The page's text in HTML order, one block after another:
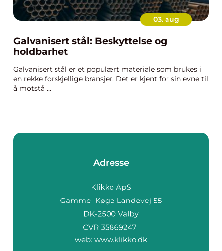
03. aug
Galvanisert stål: Beskyttelse og
holdbarhet
Galvanisert stål er et populært materiale som brukes i
en rekke forskjellige bransjer. Det er kjent for sin evne til
å motstå ...
Adresse
web: www.klikko.dk